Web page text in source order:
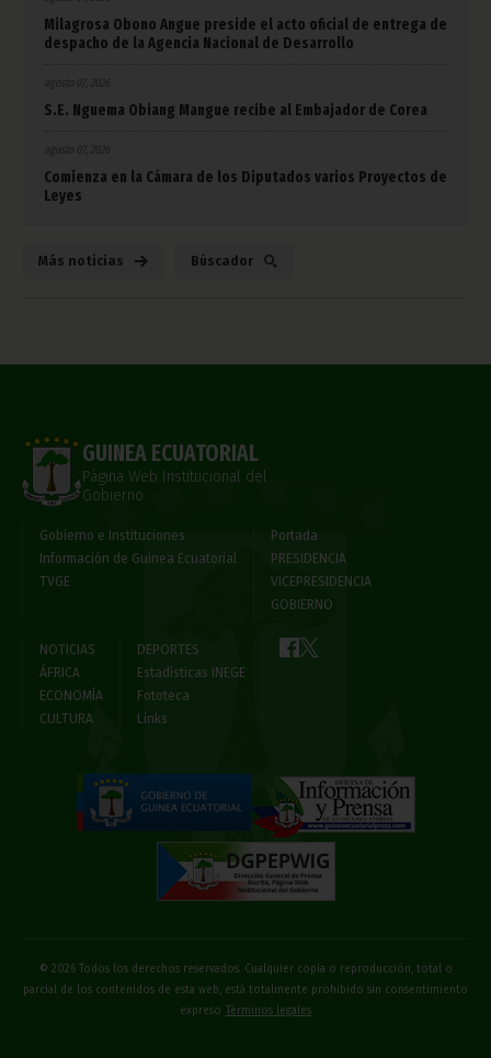
Milagrosa Obono Angue preside el acto oficial de entrega de
despacho de la Agencia Nacional de Desarrollo
agosto 07, 2026
S.E. Nguema Obiang Mangue recibe al Embajador de Corea
agosto 07, 2026
Comienza en la Cámara de los Diputados varios Proyectos de
Leyes
Más noticias Búscador
GUINEA ECUATORIAL
Página Web Institucional del
Gobierno
Gobierno e Instituciones
Información de Guinea Ecuatorial
TVGE
Portada
PRESIDENCIA
VICEPRESIDENCIA
GOBIERNO
NOTICIAS
ÁFRICA
ECONOMÍA
CULTURA
DEPORTES
Estadísticas INEGE
Fototeca
Links
© 2026 Todos los derechos reservados. Cualquier copia o reproducción, total o
parcial de los contenidos de esta web, está totalmente prohibido sin consentimiento
expreso
Términos legales